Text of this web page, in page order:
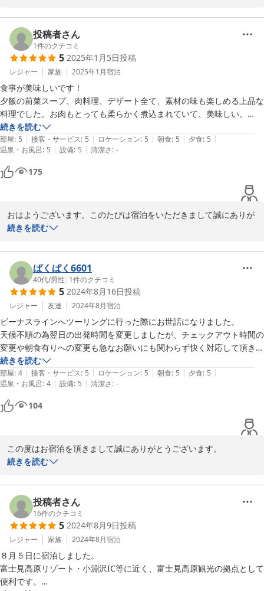
冬スキーなのですが乾燥室もチューンナップする所もございませ
ん。ご不便をおかけしています。お部屋の床暖房はベットの下にグ
ローブやインナーブーツを並べて置くと翌日には温かく着やすくな
ります。
お料理はお体の疲れを取れるようにお肉やお魚お野菜とその時の時
期に合わせて作っております。
スキーは少ししますのでなにかの御役に立てればと思いましたが余
計なことになるとお話もできませんでした。この度は貴重なコメン
トを頂戴しました。何より家族の励みになります。またのお越しご
利用をお待ち申します。
投稿者さん
1件のクチコミ
5 2025年1月5日投稿
レジャー 家族 2025年1月宿泊
食事が美味しいです！
夕飯の前菜スープ、肉料理、デザート全て、素材の味も楽しめる上品な
料理でした。お肉もとっても柔らかく煮込まれていて、美味しい。
アルコールはワイン、ビールが注文可能。
朝食も食べ応えがしっかりあります。パン三種類、サラダ、スクランブ
ルエッグ、ソーセージ、ヨーグルト。
紫蘇ドレッシングやシナモンも使われていてオシャレです。
リンゴジュースか牛乳が選べます
今では都会のスーパーでは見かけることができない、大きくて立派な
青々と新鮮な野菜を使った料理に、感動しました。
部屋はタオル大小、歯ブラシ、ドライヤーあります。トイレ洗面所付
き。
清潔感がありとても居心地が良い部屋でした。
床暖房のみでもポカポカです。寒さの心配は不要。
寝る時も布団がすごくあたたまっているので半袖で布団に入りたくなる
ほど。ただ、朝方は寒くなりますので、脱ぎ着で調節ができる部屋着が
必要です。
お風呂は綺麗で安心して利用できます。シャンプーコンディショナーボ
ディーソープ揃ってます。いい香りです。
出迎えだけでなく、寒い中見送りまで、最初から最後まであたたかい心
お陰様でとても良い旅になりました。
続きを読む
部屋: 5 | 接客・サービス: 5 | ロケーション: 5 | 朝食: 5 | 夕食: 5 |
温泉・お風呂: 5 | 設備: 5 | 清潔さ: -
175
おはようございます。このたびは宿泊をいただきまして誠にありが
とうございます。また旅の疲れが癒えぬ中、貴重な口コミコメント
私たちのペンションの開業して40年以上にもなります。お客様のお
食事のお相手をしたのはここで生まれここで育った長女です。次女
と交代でかけつけてくれています。
お料理の仕入れは長年の感でこの諏訪平で買出しをしております。
妻が調理をしていますが基本は「お肉と魚。」そして新鮮なお野
菜。パンは地域自慢のパン屋さんをタイミング良く買ってきます。
ペンションが時代遅れにならない建物にするために、その時代、そ
の時代に合わせたサービスを考えています。
今回のお客様のアドバイスを大切にして努力して参ります。
新春を向かえましたとは言え、まだ寒さが続きます。皆様にはどう
ぞお体はお大切になさいますよう申し上げ、本日の御礼の挨拶に変
えさせていただきます。
続きを読む
ぱくぱく6601
40代/男性 | 1件のクチコミ
5 2024年8月16日投稿
レジャー 友達 2024年8月宿泊
ビーナスラインへツーリングに行った際にお世話になりました。
天候不順の為翌日の出発時間を変更しましたが、チェックアウト時間の
変更や朝食有りへの変更も急なお願いにも関わらず快く対応して頂き大
変感謝しております！
料理も普段箸でしか食事しない自分にとってはホークとナイフでの食事
は少し緊張しましたが(笑)大変美味しく頂きました！
また近くへ観光した際は伺いたいと思います。
ありがとうございました！
続きを読む
部屋: 4 | 接客・サービス: 5 | ロケーション: 5 | 朝食: 5 | 夕食: 5 |
温泉・お風呂: 4 | 設備: 5 | 清潔さ: -
104
この度はお宿泊を頂きまして誠にありがとうございます。
また貴重なるご投稿をを頂きました事に感謝を申し上げます。
ります。
ナイスガイのお二人、またお越しくださいませ。お待ちしておりま
す。
2024-08-16
続きを読む
投稿者さん
16件のクチコミ
5 2024年8月9日投稿
レジャー 家族 2024年8月宿泊
８月５日に宿泊しました。
富士見高原リゾート・小淵沢IC等に近く、富士見高原観光の拠点として
便利です。